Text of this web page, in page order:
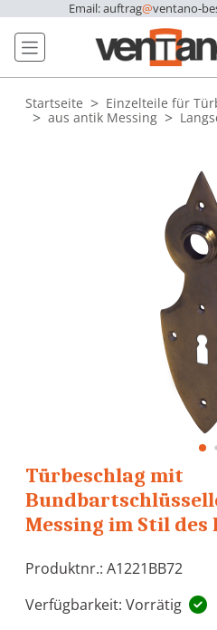
Email: auftrag@ventano-
Startseite
Einzelteile für
aus antik Messing
Türbeschlag mit
Messing im Stil
Produktnr.: A1221BB72
Verfügbarkeit: Vorrätig